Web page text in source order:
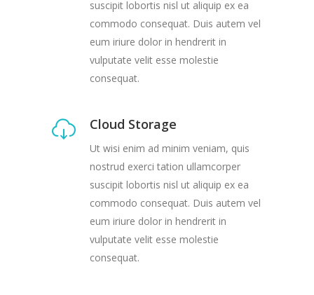
suscipit lobortis nisl ut aliquip ex ea
commodo consequat. Duis autem vel
eum iriure dolor in hendrerit in
vulputate velit esse molestie
consequat.
Cloud Storage
Ut wisi enim ad minim veniam, quis
nostrud exerci tation ullamcorper
suscipit lobortis nisl ut aliquip ex ea
commodo consequat. Duis autem vel
eum iriure dolor in hendrerit in
vulputate velit esse molestie
consequat.